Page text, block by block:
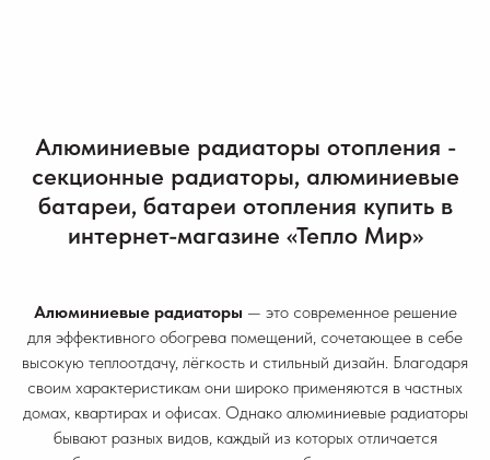
Алюминиевые радиаторы отопления -
секционные радиаторы, алюминиевые
батареи, батареи отопления купить в
интернет-магазине «Тепло Мир»
Алюминиевые радиаторы — это современное решение
для эффективного обогрева помещений, сочетающее в себе
высокую теплоотдачу, лёгкость и стильный дизайн. Благодаря
своим характеристикам они широко применяются в частных
домах, квартирах и офисах. Однако алюминиевые радиаторы
бывают разных видов, каждый из которых отличается